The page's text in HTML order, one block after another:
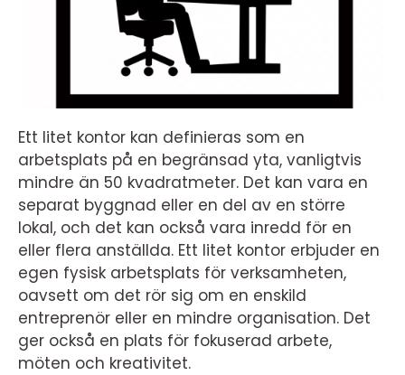
Ett litet kontor kan definieras som en
arbetsplats på en begränsad yta, vanligtvis
mindre än 50 kvadratmeter. Det kan vara en
separat byggnad eller en del av en större
lokal, och det kan också vara inredd för en
eller flera anställda. Ett litet kontor erbjuder en
egen fysisk arbetsplats för verksamheten,
oavsett om det rör sig om en enskild
entreprenör eller en mindre organisation. Det
ger också en plats för fokuserad arbete,
möten och kreativitet.